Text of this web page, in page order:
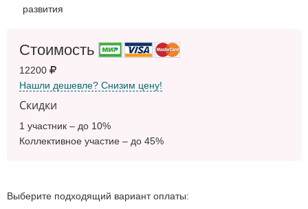
развития
Стоимость
12200
Нашли дешевле? Снизим цену!
Скидки
1 участник – до 10%
Коллективное участие – до 45%
Выберите подходящий вариант оплаты: